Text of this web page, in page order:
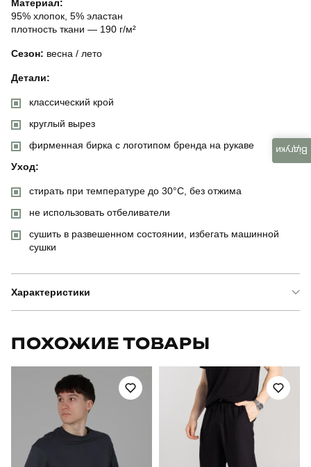
Материал:
95% хлопок, 5% эластан
плотность ткани — 190 г/м²
Сезон: весна / лето
Детали:
классический крой
круглый вырез
фирменная бирка с логотипом бренда на рукаве
Уход:
стирать при температуре до 30°C, без отжима
не использовать отбеливатели
сушить в развешенном состоянии, избегать машинной
сушки
Характеристики
TSfu400Mdge
Призначення для повсякденного носіння
Стиль повсякденний
ПОХОЖИЕ ТОВАРЫ
Відгуки